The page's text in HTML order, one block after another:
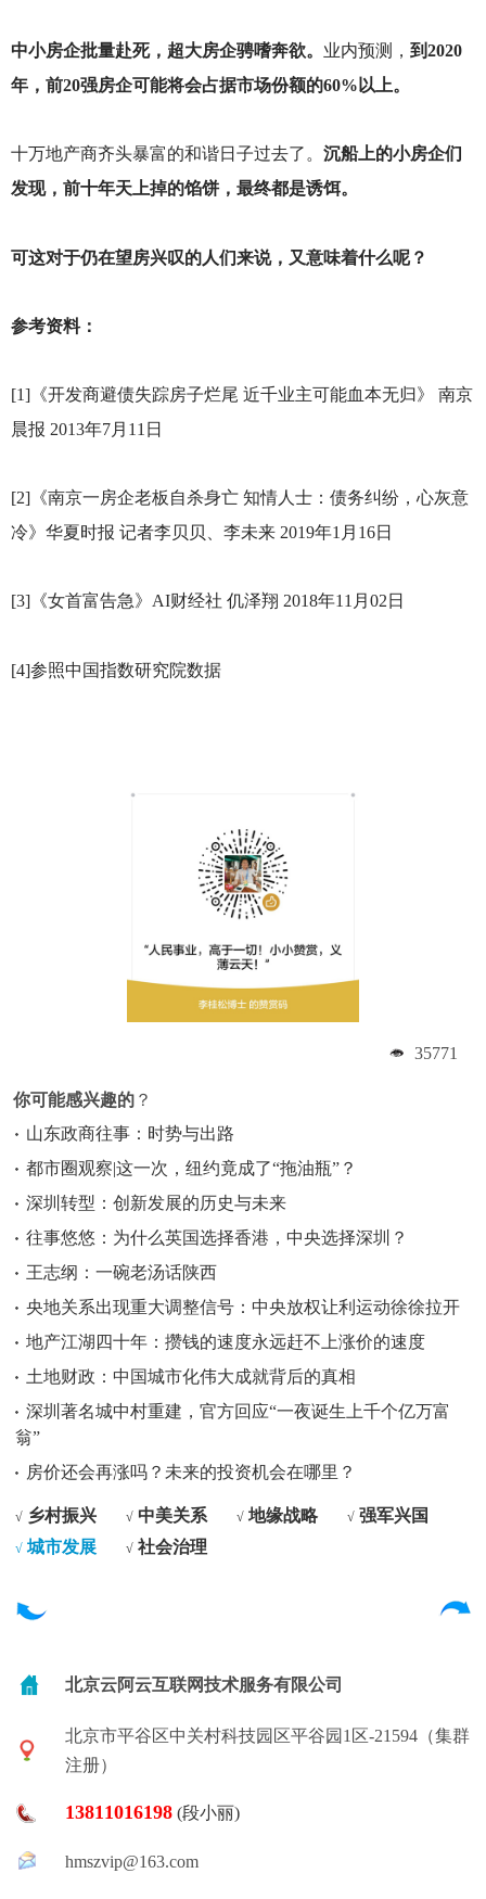
中小房企批量赴死，超大房企骋嗜奔欲。 业内预测， 到2020
年，前20强房企可能将会占据市场份额的60%以上。
十万地产商齐头暴富的和谐日子过去了。 沉船上的小房企们
发现，前十年天上掉的馅饼，最终都是诱饵。
可这对于仍在望房兴叹的人们来说，又意味着什么呢？
参考资料：
[1]《开发商避债失踪房子烂尾 近千业主可能血本无归》 南京
晨报 2013年7月11日
[2]《南京一房企老板自杀身亡 知情人士：债务纠纷，心灰意
冷》华夏时报 记者李贝贝、李未来 2019年1月16日
[3]《女首富告急》AI财经社 仉泽翔 2018年11月02日
[4]参照中国指数研究院数据
35771
你可能感兴趣的 ？
山东政商往事：时势与出路
都市圈观察|这一次，纽约竟成了“拖油瓶”？
深圳转型：创新发展的历史与未来
往事悠悠：为什么英国选择香港，中央选择深圳？
王志纲：一碗老汤话陕西
央地关系出现重大调整信号：中央放权让利运动徐徐拉开
地产江湖四十年：攒钱的速度永远赶不上涨价的速度
土地财政：中国城市化伟大成就背后的真相
深圳著名城中村重建，官方回应“一夜诞生上千个亿万富
翁”
房价还会再涨吗？未来的投资机会在哪里？
√ 乡村振兴 √ 中美关系 √ 地缘战略 √ 强军兴国
√ 城市发展 √ 社会治理
北京云阿云互联网技术服务有限公司
北京市平谷区中关村科技园区平谷园1区-21594（集群
注册）
13811016198 (段小丽)
hmszvip@163.com